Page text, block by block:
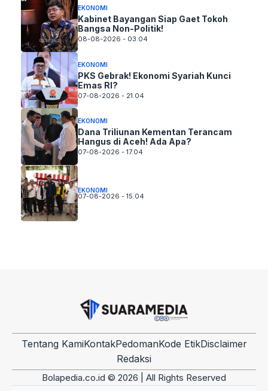
EKONOMI
Kabinet Bayangan Siap Gaet Tokoh
Bangsa Non-Politik!
08-08-2026 - 03.04
EKONOMI
PKS Gebrak! Ekonomi Syariah Kunci
Emas RI?
07-08-2026 - 21.04
EKONOMI
Dana Triliunan Kementan Terancam
Hangus di Aceh! Ada Apa?
07-08-2026 - 17.04
EKONOMI
07-08-2026 - 15.04
Tentang KamiKontakPedomanKode EtikDisclaimer
Redaksi
Bolapedia.co.id © 2026 | All Rights Reserved